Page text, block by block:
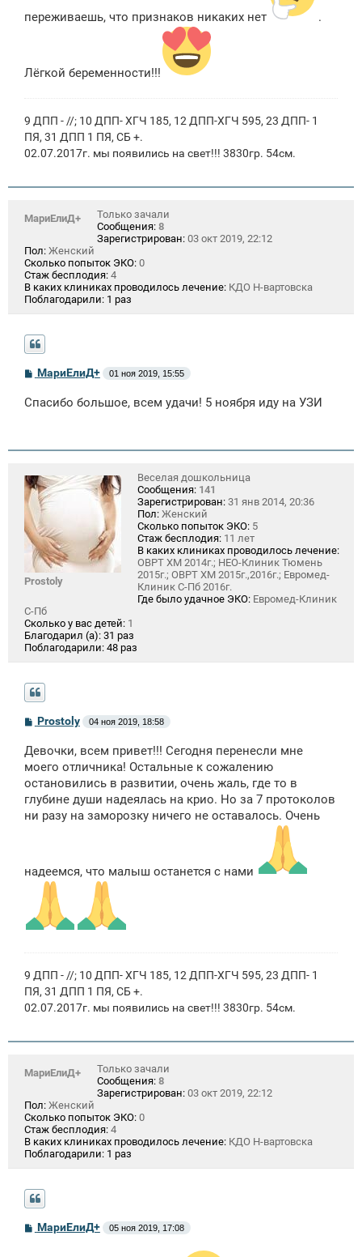
переживаешь, что признаков никаких нет .
Лёгкой беременности!!!
9 ДПП - //; 10 ДПП- ХГЧ 185, 12 ДПП-ХГЧ 595, 23 ДПП- 1
ПЯ, 31 ДПП 1 ПЯ, СБ +.
02.07.2017г. мы появились на свет!!! 3830гр. 54см.
МариЕлиД+
Только зачали
Сообщения: 8
Зарегистрирован: 03 окт 2019, 22:12
Пол: Женский
Сколько попыток ЭКО: 0
Стаж бесплодия: 4
В каких клиниках проводилось лечение: КДО Н-вартовска
Поблагодарили: 1 раз
С
о
б
и
МариЕлиД+ 01 ноя 2019, 15:55
Спасибо большое, всем удачи! 5 ноября иду на УЗИ
Prostoly
Веселая дошкольница
Сообщения: 141
Зарегистрирован: 31 янв 2014, 20:36
Пол: Женский
Сколько попыток ЭКО: 5
Стаж бесплодия: 11 лет
В каких клиниках проводилось лечение:
ОВРТ ХМ 2014г.; НЕО-Клиник Тюмень
2015г.; ОВРТ ХМ 2015г.,2016г.; Евромед-
Клиник С-Пб 2016г.
Где было удачное ЭКО: Евромед-Клиник
С-Пб
Сколько у вас детей: 1
Благодарил (а): 31 раз
Поблагодарили: 48 раз
С
о
б
щ
н
и
е
Prostoly 04 ноя 2019, 18:58
Девочки, всем привет!!! Сегодня перенесли мне
моего отличника! Остальные к сожалению
остановились в развитии, очень жаль, где то в
глубине души надеялась на крио. Но за 7 протоколов
ни разу на заморозку ничего не оставалось. Очень
надеемся, что малыш останется с нами
9 ДПП - //; 10 ДПП- ХГЧ 185, 12 ДПП-ХГЧ 595, 23 ДПП- 1
ПЯ, 31 ДПП 1 ПЯ, СБ +.
02.07.2017г. мы появились на свет!!! 3830гр. 54см.
МариЕлиД+
Только зачали
Сообщения: 8
Зарегистрирован: 03 окт 2019, 22:12
Пол: Женский
Сколько попыток ЭКО: 0
Стаж бесплодия: 4
В каких клиниках проводилось лечение: КДО Н-вартовска
Поблагодарили: 1 раз
С
о
МариЕлиД+ 05 ноя 2019, 17:08